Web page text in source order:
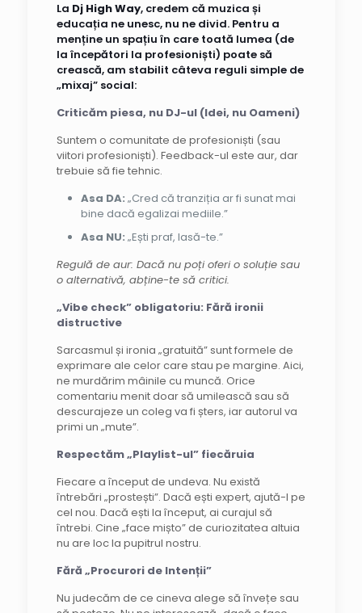
La Dj High Way, credem că muzica și
educația ne unesc, nu ne divid. Pentru a
menține un spațiu în care toată lumea (de
la începători la profesioniști) poate să
crească, am stabilit câteva reguli simple de
„mixaj” social:
Criticăm piesa, nu DJ-ul (Idei, nu Oameni)
Suntem o comunitate de profesioniști (sau
viitori profesioniști). Feedback-ul este aur, dar
trebuie să fie tehnic.
Asa DA: „Cred că tranziția ar fi sunat mai
bine dacă egalizai mediile.”
Asa NU: „Ești praf, lasă-te.”
Regulă de aur: Dacă nu poți oferi o soluție sau
o alternativă, abține-te să critici.
„Vibe check” obligatoriu: Fără ironii
distructive
Sarcasmul și ironia „gratuită” sunt formele de
exprimare ale celor care stau pe margine. Aici,
ne murdărim mâinile cu muncă. Orice
comentariu menit doar să umilească sau să
descurajeze un coleg va fi șters, iar autorul va
primi un „mute”.
Respectăm „Playlist-ul” fiecăruia
Fiecare a început de undeva. Nu există
întrebări „prostești”. Dacă ești expert, ajută-l pe
cel nou. Dacă ești la început, ai curajul să
întrebi. Cine „face mișto” de curiozitatea altuia
nu are loc la pupitrul nostru.
Fără „Procurori de Intenții”
Nu judecăm de ce cineva alege să învețe sau